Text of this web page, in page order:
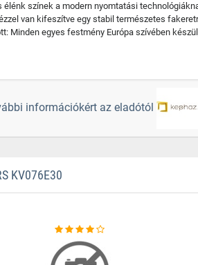
színek a modern nyomtatási
van kifeszítve egy stabil természetes
Minden egyes festmény Európa szívében
információkért az eladótól
KV076E30